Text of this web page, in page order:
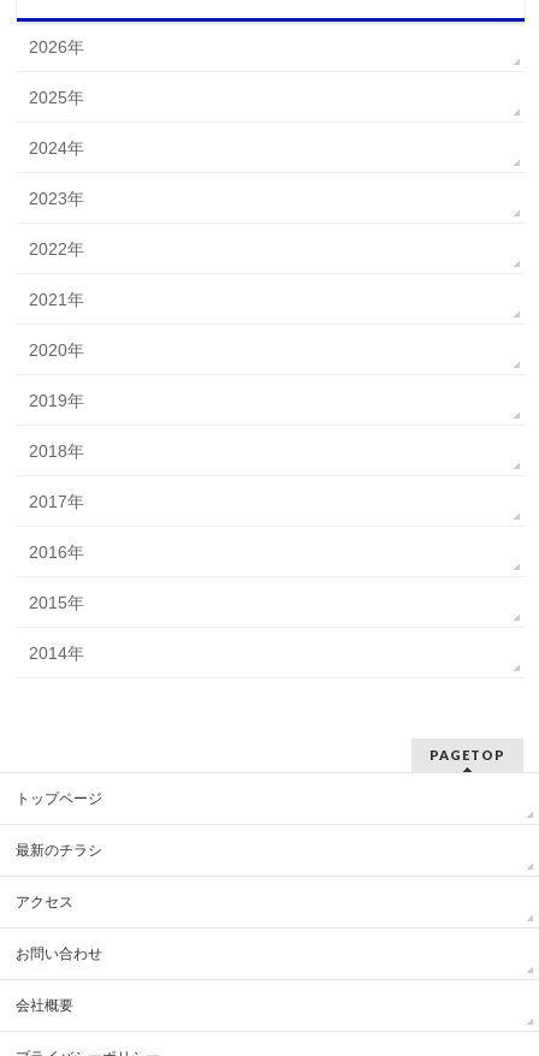
2026年
2025年
2024年
2023年
2022年
2021年
2020年
2019年
2018年
2017年
2016年
2015年
2014年
PAGETOP
トップページ
最新のチラシ
アクセス
お問い合わせ
会社概要